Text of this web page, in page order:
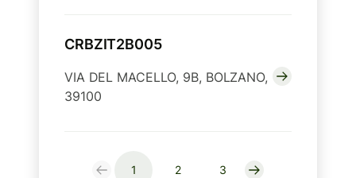
CRBZIT2B005
VIA DEL MACELLO, 9B, BOLZANO,
39100
1 2 3